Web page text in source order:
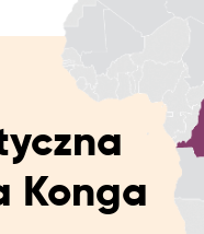
Konga